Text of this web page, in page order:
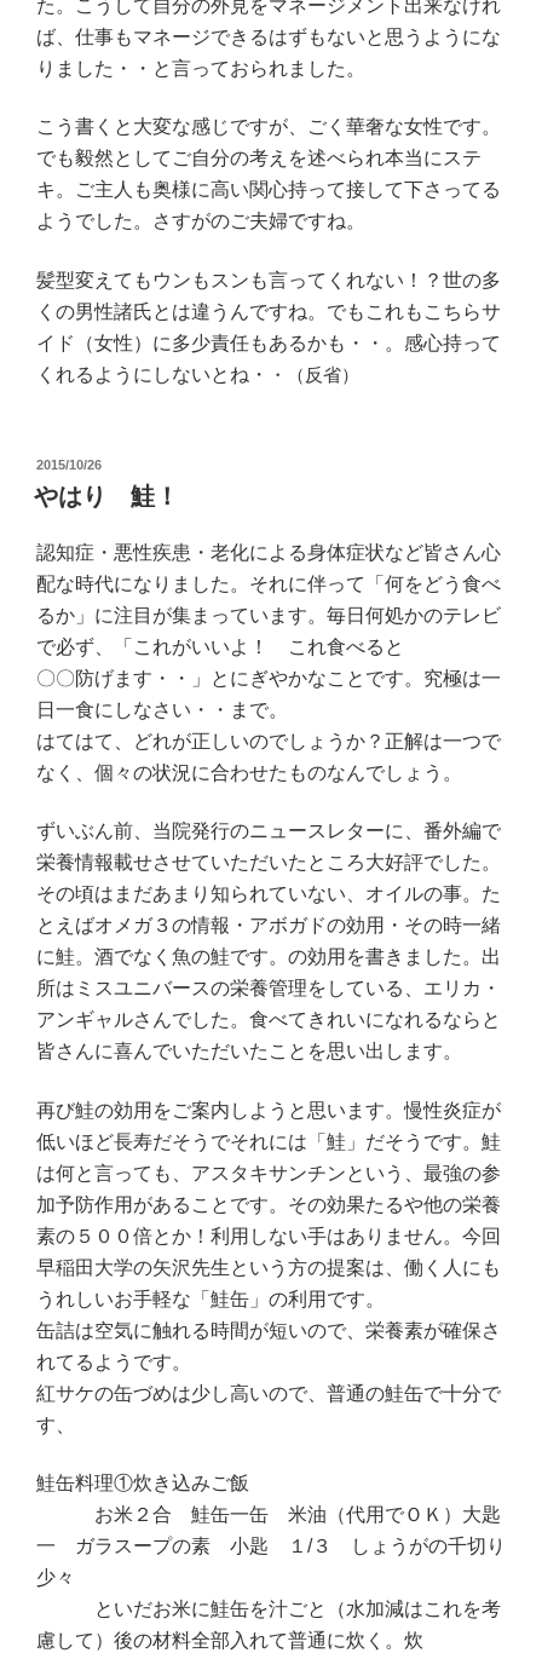
た。こうして自分の外見をマネージメント出来なけれ
ば、仕事もマネージできるはずもないと思うようにな
りました・・と言っておられました。
こう書くと大変な感じですが、ごく華奢な女性です。
でも毅然としてご自分の考えを述べられ本当にステ
キ。ご主人も奥様に高い関心持って接して下さってる
ようでした。さすがのご夫婦ですね。
髪型変えてもウンもスンも言ってくれない！？世の多
くの男性諸氏とは違うんですね。でもこれもこちらサ
イド（女性）に多少責任もあるかも・・。感心持って
くれるようにしないとね・
・（反省）
投
稿
日:
2015/10/26
やはり 鮭！
認知症・悪性疾患・老化による身体症状など皆さん心
配な時代になりました。それに伴って「何をどう食べ
るか」に注目が集まっています。毎日何処かのテレビ
で必ず、「これがいいよ！ これ食べると
〇〇防げます・・」とにぎやかなことです。究極は一
日一食にしなさい・・まで。
はてはて、どれが正しいのでしょうか？正解は一つで
なく、個々の状況に合わせたものなんでしょう。
ずいぶん前、当院発行のニュースレターに、番外編で
栄養情報載せさせていただいたところ大好評でした。
その頃はまだあまり知られていない、オイルの事。た
とえばオメガ３の情報・アボガドの効用・その時一緒
に鮭。酒でなく魚の鮭です。の効用を書きました。出
所はミスユニバースの栄養管理をしている、エリカ・
アンギャルさんでした。食べてきれいになれるならと
皆さんに喜んでいただいたことを思い出します。
再び鮭の効用をご案内しようと思います。慢性炎症が
低いほど長寿だそうでそれには「鮭」だそうです。鮭
は何と言っても、アスタキサンチンという、最強の参
加予防作用があることです。その効果たるや他の栄養
素の５００倍とか！利用しない手はありません。今回
早稲田大学の矢沢先生という方の提案は、働く人にも
うれしいお手軽な「鮭缶」の利用です。
缶詰は空気に触れる時間が短いので、栄養素が確保さ
れてるようです。
紅サケの缶づめは少し高いので、普通の鮭缶で十分で
す、
鮭缶料理①炊き込みご飯
お米２合 鮭缶一缶 米油（代用でＯＫ）大匙
一 ガラスープの素 小匙 １/３ しょうがの千切り
少々
といだお米に鮭缶を汁ごと（水加減はこれを考
慮して）後の材料全部入れて普通に炊く。炊